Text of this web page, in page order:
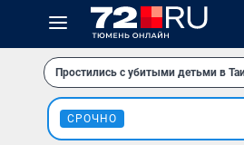
Простились с убитыми детьми в
СРОЧНО